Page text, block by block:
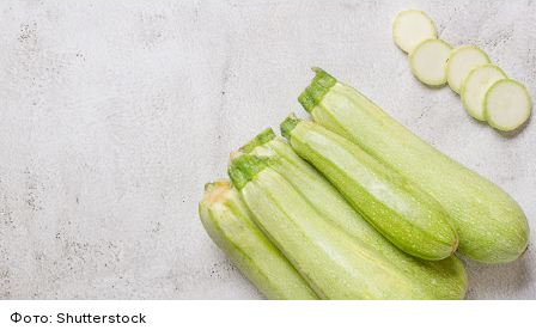
Фото: Shutterstock
Ингредиенты:
ЕДА ОВОЩИ РЕЦЕПТЫ